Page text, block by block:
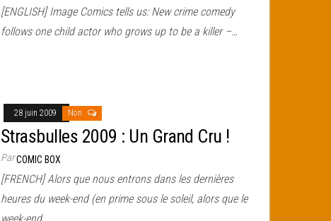
[ENGLISH] Image Comics tells us: New crime comedy
follows one child actor who grows up to be a killer –…
28 juin 2009 Non
Strasbulles 2009 : Un Grand Cru !
ParCOMIC BOX
[FRENCH] Alors que nous entrons dans les dernières
heures du week-end (en prime sous le soleil, alors que le